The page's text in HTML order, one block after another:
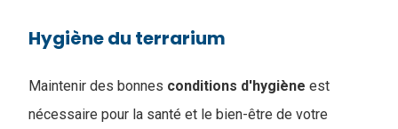
Hygiène du terrarium
Maintenir des bonnes conditions d'hygiène est
nécessaire pour la santé et le bien-être de votre